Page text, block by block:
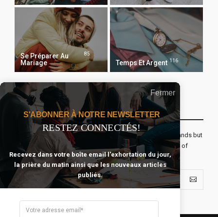
Se Préparer Au
Mariage
85
Temps Et Argent 116
Recevoir Notre Newsletter Chaque Matin
The real voyage of discovery consists not in seeking new lands but
seeing with new eyes. All journeys have secret destinations of
which the traveler is unaware.
Fermer
S'ABONNER À NOTRE NEWSLETTER
RESTEZ CONNECTÉS!
Recevez dans votre boîte email l'exhortation du jour,
la prière du matin ainsi que les nouveaux articles
publiés.